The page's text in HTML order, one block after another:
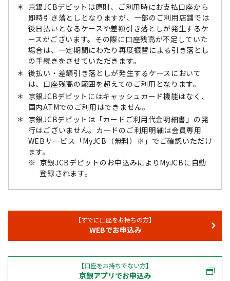
＊ 京銀JCBデビットは原則、ご利用時にお支払口座から
即時引き落としとなりますが、一部のご利用店舗では
後日払いとなるケースや差額引き落としが発生するケ
ースがございます。その際に口座残高が不足していた
場合は、一定期間にわたり再度振替による引き落とし
の手続きをさせていただきます。
＊ 後払い・差額引き落としが発生するケースにおいて
は、口座残高の範囲を超えてのご利用となります。
＊ 京銀JCBデビットにはキャッシュカード機能はなく、
国内ATMでのご利用はできません。
＊ 京銀JCBデビットは「カードご利用代金明細書」の発
行はございません。カードのご利用明細は会員専用
WEBサービス「MyJCB（無料）※」でご確認いただけ
ます。
※ 京銀JCBデビットのお申込みによりMyJCBに自動
登録されます。
【すでに口座をお持ちの方】
WEBでお申込み
【口座をお持ちでない方】
京銀アプリでお申込み